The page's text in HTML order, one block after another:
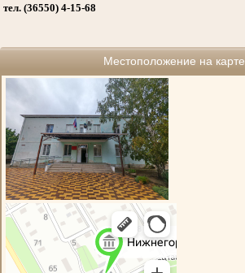
тел. (36550) 4-15-68
Местоположение на карте